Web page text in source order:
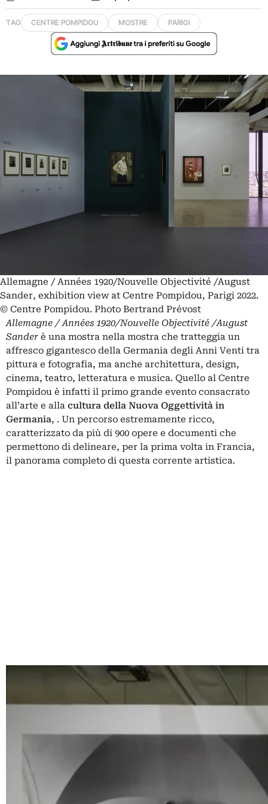
TAG CENTRE POMPIDOU MOSTRE PARIGI
Allemagne / Années 1920/Nouvelle Objectivité /August
Sander, exhibition view at Centre Pompidou, Parigi 2022.
© Centre Pompidou. Photo Bertrand Prévost
Allemagne / Années 1920/Nouvelle Objectivité /August
Sander è una mostra nella mostra che tratteggia un
affresco gigantesco della Germania degli Anni Venti tra
pittura e fotografia, ma anche architettura, design,
cinema, teatro, letteratura e musica. Quello al Centre
Pompidou è infatti il primo grande evento consacrato
all’arte e alla cultura della Nuova Oggettività in
Germania, . Un percorso estremamente ricco,
caratterizzato da più di 900 opere e documenti che
permettono di delineare, per la prima volta in Francia,
il panorama completo di questa corrente artistica.